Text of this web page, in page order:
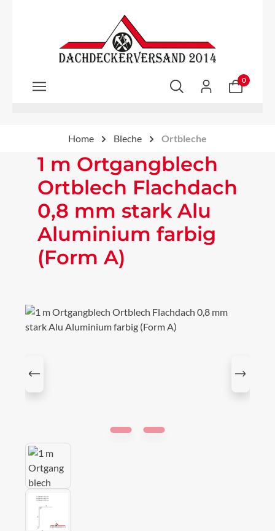
Zum Hauptinhalt springen
0
Home Bleche Ortbleche
1 m Ortgangblech
Ortblech Flachdach
0,8 mm stark Alu
Aluminium farbig
(Form A)
Bildergalerie überspringen